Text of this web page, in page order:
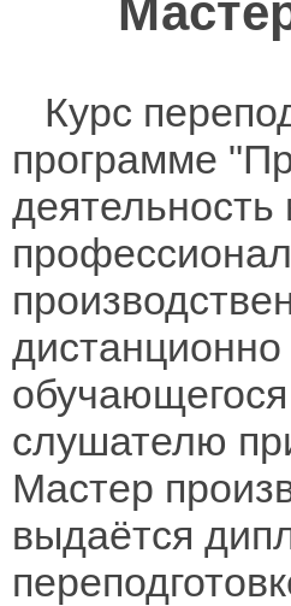
Курс
программе
слушателю
Мастер
выдаётся